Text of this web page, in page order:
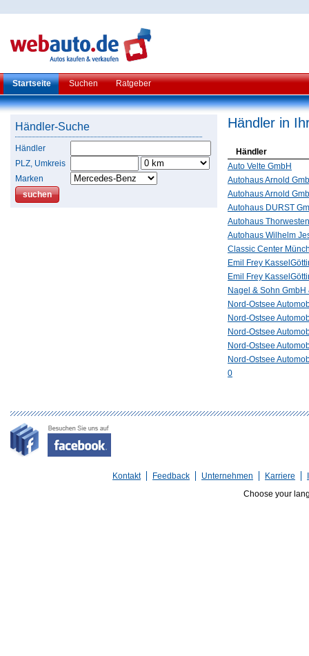
Startseite Suchen Ratgeber
Händler-Suche
Händler
PLZ, Umkreis
Marken
Händler in
Händler
Auto Velte GmbH
Autohaus Arnold
Autohaus Arnold
Autohaus DURST
Autohaus
Autohaus Wilhelm
Classic Center
Emil Frey
Emil Frey
Nagel & Sohn GmbH
Nord-Ostsee
Nord-Ostsee
Nord-Ostsee
Nord-Ostsee
Nord-Ostsee
0
Kontakt Feedback Unternehmen Karriere
Choose your